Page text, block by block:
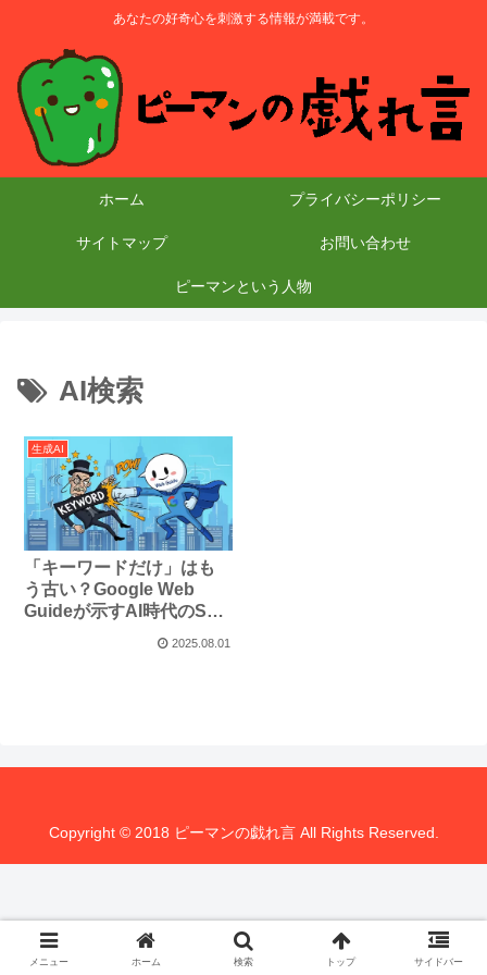
あなたの好奇心を刺激する情報が満載です。
ホーム プライバシーポリシー
サイトマップ お問い合わせ
ピーマンという人物
AI検索
生成AI
「キーワードだけ」はも
う古い？Google Web
Guideが示すAI時代のSEO
2025.08.01
Copyright © 2018 ピーマンの戯れ言 All Rights Reserved.
メニュー ホーム 検索 トップ サイドバー